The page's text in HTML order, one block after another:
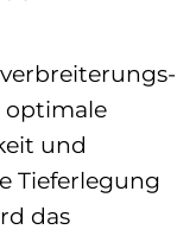
optimale
und
Tieferlegung
das